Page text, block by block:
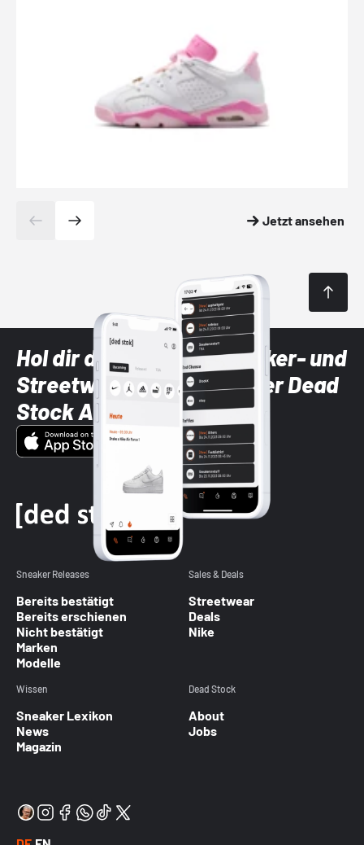
Jetzt ansehen
Hol dir die neuesten Sneaker- und
Streetwear-Brands mit der Dead
Stock App
Sneaker Releases
Bereits bestätigt
Bereits erschienen
Nicht bestätigt
Marken
Modelle
Sales & Deals
Streetwear
Deals
Nike
Wissen
Sneaker Lexikon
News
Magazin
Dead Stock
About
Jobs